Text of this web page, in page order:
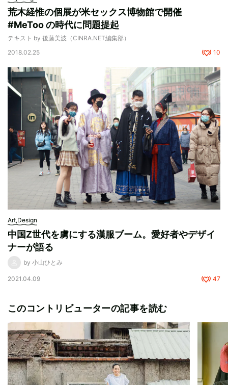
荒木経惟の個展が米セックス博物館で開催
#MeToo の時代に問題提起
テキスト by 後藤美波（CINRA.NET編集部）
2018.02.25
10
Art,Design
中国Z世代を虜にする漢服ブーム。愛好者やデザイ
ナーが語る
by 小山ひとみ
2021.04.09 47
このコントリビューターの記事を読む